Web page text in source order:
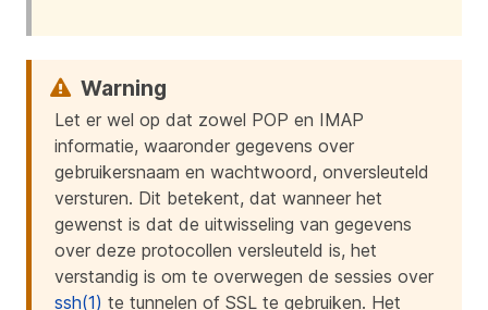
Let er wel op dat zowel POP en IMAP
informatie, waaronder gegevens over
gebruikersnaam en wachtwoord, onversleuteld
versturen. Dit betekent, dat wanneer het
gewenst is dat de uitwisseling van gegevens
over deze protocollen versleuteld is, het
verstandig is om te overwegen de sessies over
ssh(1) te tunnelen of SSL te gebruiken. Het